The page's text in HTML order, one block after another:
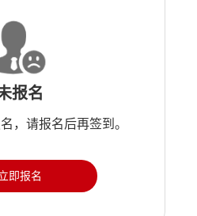
报名
，请报名后再签到。
即报名